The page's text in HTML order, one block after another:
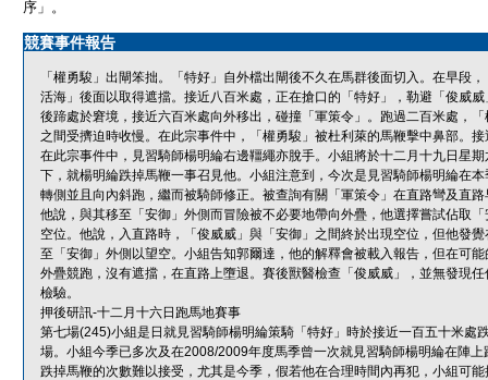
序」。
競賽事件報告
「權勇駿」出閘笨拙。「特好」自外檔出閘後不久在馬群後面切入。在早段
活海」後面以取得遮擋。接近八百米處，正在搶口的「特好」，勒避「俊威
後蹄處於窘境，接近六百米處向外移出，碰撞「軍策令」。跑過二百米處，
之間受擠迫時收慢。在此宗事件中，「權勇駿」被杜利萊的馬鞭擊中鼻部。
在此宗事件中，見習騎師楊明綸右邊韁繩亦脫手。小組將於十二月十九日星
下，就楊明綸跌掉馬鞭一事召見他。小組注意到，今次是見習騎師楊明綸在
轉側並且向內斜跑，繼而被騎師修正。被查詢有關「軍策令」在直路彎及直
他說，與其移至「安御」外側而冒險被不必要地帶向外疊，他選擇嘗試佔取
空位。他說，入直路時，「俊威威」與「安御」之間終於出現空位，但他發
至「安御」外側以望空。小組告知郭爾達，他的解釋會被載入報告，但在可
外疊競跑，沒有遮擋，在直路上墮退。賽後獸醫檢查「俊威威」，並無發現
檢驗。
押後研訊-十二月十六日跑馬地賽事
第七場(245)小組是日就見習騎師楊明綸策騎「特好」時於接近一百五十米處
場。小組今季已多次及在2008/2009年度馬季曾一次就見習騎師楊明綸在陣
跌掉馬鞭的次數難以接受，尤其是今季，假若他在合理時間內再犯，小組可